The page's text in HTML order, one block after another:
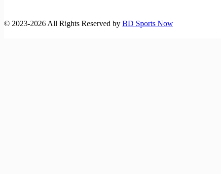
©️ 2023-2026 All Rights Reserved by BD Sports Now